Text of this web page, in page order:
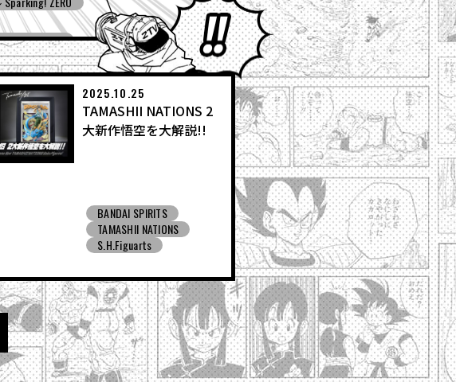
ノバース３
BLOOD OF SAIYANS
とよたろうが描いてみた
ワールドコレクタブルフ
アミューズメント景品
ドラゴンボール ゲキシ
DBSCG
食玩
とよたろうが描いてみた
2025.10.25
TAMASHII NATIONS 2
大新作悟空を大解説!!
BANDAI SPIRITS
TAMASHII NATIONS
S.H.Figuarts